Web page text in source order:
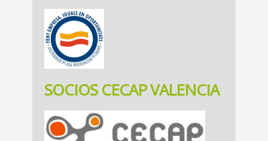
SOCIOS CECAP VALENCIA